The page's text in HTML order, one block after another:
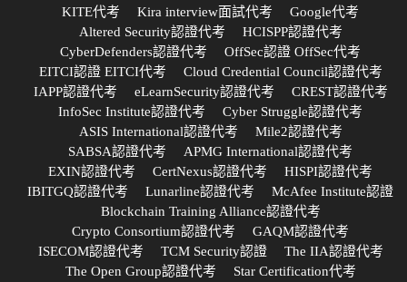
KITE代考
Kira interview面試代考
Google代考
Altered Security認證代考
HCISPP認證代考
CyberDefenders認證代考
OffSec認證 OffSec代考
EITCI認證 EITCI代考
Cloud Credential Council認證代考
IAPP認證代考
eLearnSecurity認證代考
CREST認證代考
InfoSec Institute認證代考
Cyber Struggle認證代考
ASIS International認證代考
Mile2認證代考
SABSA認證代考
APMG International認證代考
EXIN認證代考
CertNexus認證代考
HISPI認證代考
IBITGQ認證代考
Lunarline認證代考
McAfee Institute認證
Blockchain Training Alliance認證代考
Crypto Consortium認證代考
GAQM認證代考
ISECOM認證代考
TCM Security認證
The IIA認證代考
The Open Group認證代考
Star Certification代考